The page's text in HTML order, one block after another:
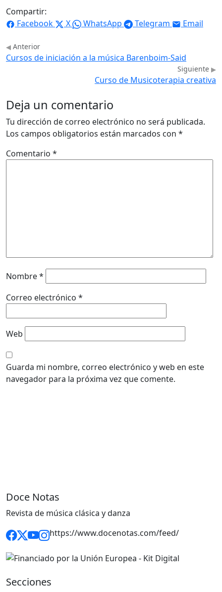
Compartir:
Facebook
X WhatsApp Telegram Email
Anterior
Cursos de iniciación a la música Barenboim-Said
Siguiente
Curso de Musicoterapia creativa
Deja un comentario
Tu dirección de correo electrónico no será publicada.
Los campos obligatorios están marcados con *
Comentario *
Nombre*
Correo electrónico *
Web
Guarda mi nombre, correo electrónico y web en este
navegador para la próxima vez que comente.
Doce Notas
Revista de música clásica y danza
https://www.docenotas.com/feed/
Secciones